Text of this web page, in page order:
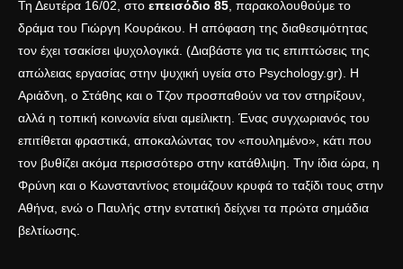
Τη Δευτέρα 16/02, στο επεισόδιο 85, παρακολουθούμε το
δράμα του Γιώργη Κουράκου. Η απόφαση της διαθεσιμότητας
τον έχει τσακίσει ψυχολογικά. (Διαβάστε για τις επιπτώσεις της
απώλειας εργασίας στην ψυχική υγεία στο Psychology.gr). Η
Αριάδνη, ο Στάθης και ο Τζον προσπαθούν να τον στηρίξουν,
αλλά η τοπική κοινωνία είναι αμείλικτη. Ένας συγχωριανός του
επιτίθεται φραστικά, αποκαλώντας τον «πουλημένο», κάτι που
τον βυθίζει ακόμα περισσότερο στην κατάθλιψη. Την ίδια ώρα, η
Φρύνη και ο Κωνσταντίνος ετοιμάζουν κρυφά το ταξίδι τους στην
Αθήνα, ενώ ο Παυλής στην εντατική δείχνει τα πρώτα σημάδια
βελτίωσης.